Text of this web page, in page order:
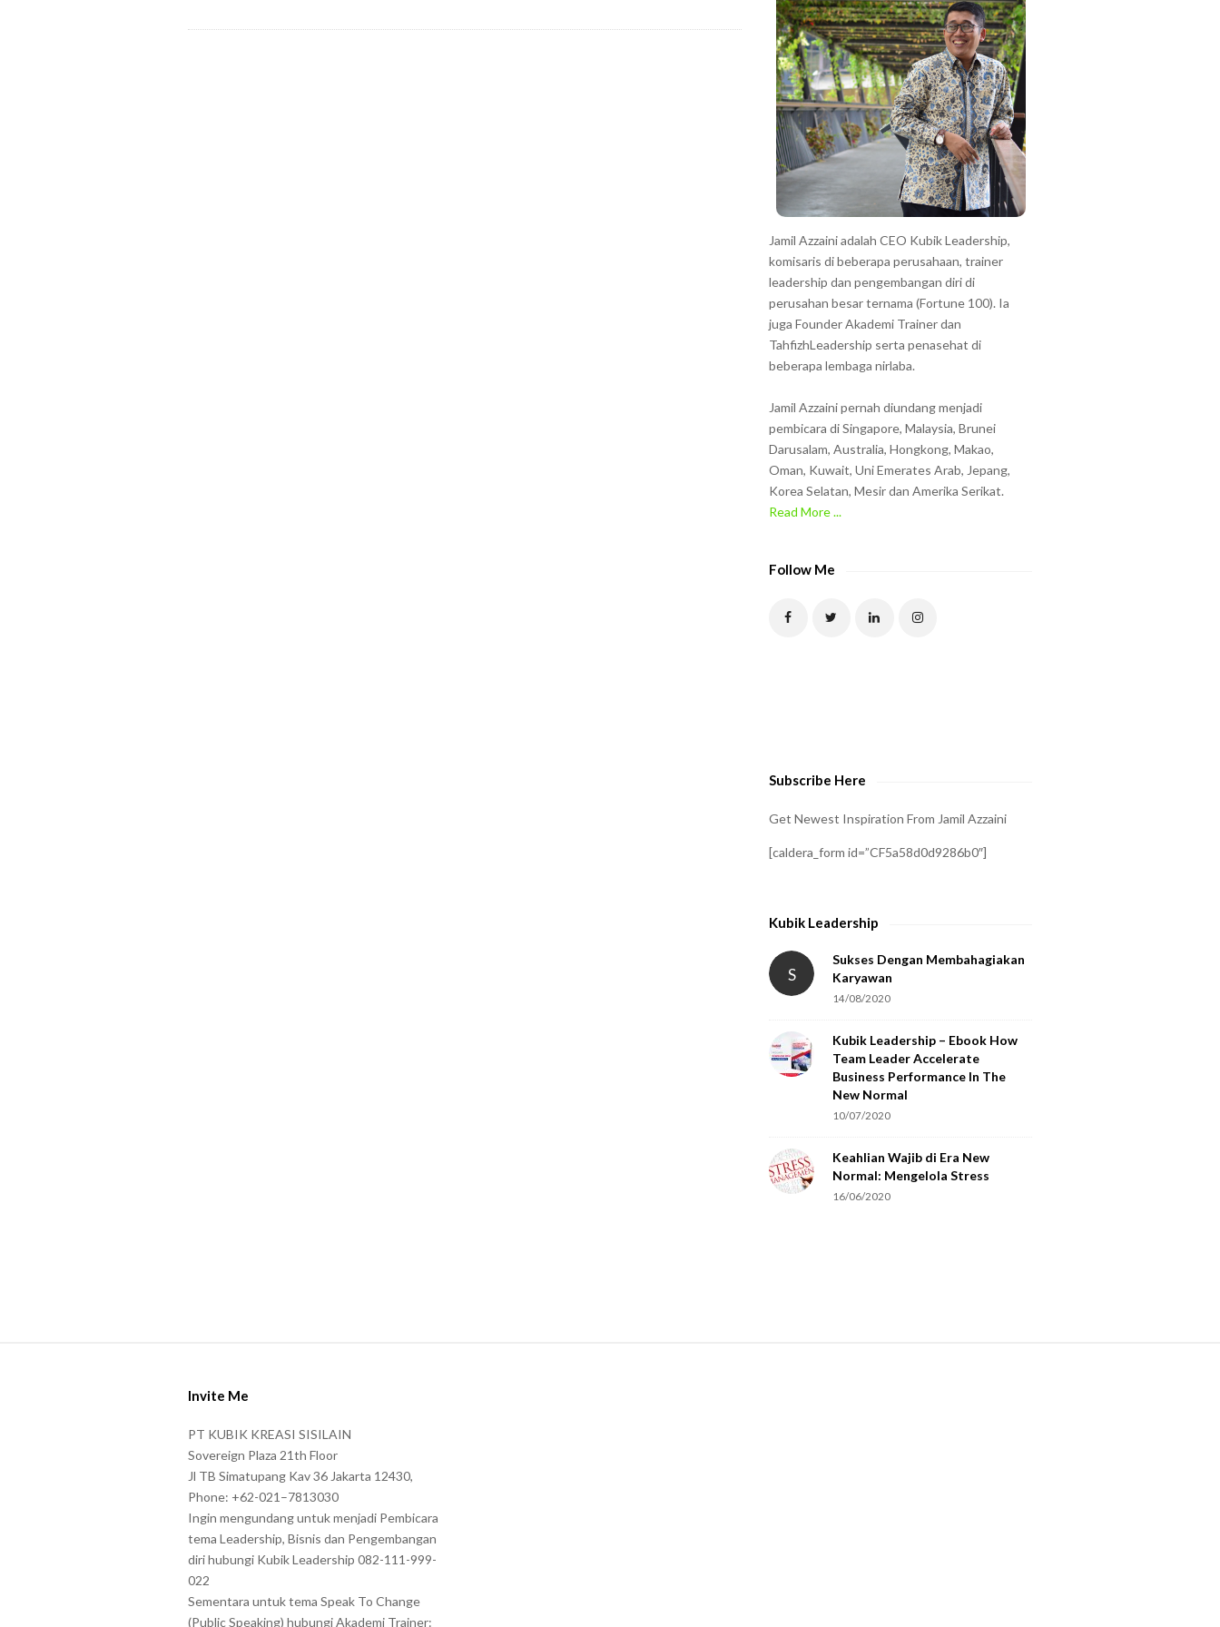
Jamil Azzaini adalah CEO Kubik Leadership,
komisaris di beberapa perusahaan, trainer
leadership dan pengembangan diri di
perusahan besar ternama (Fortune 100). Ia
juga Founder Akademi Trainer dan
TahfizhLeadership serta penasehat di
beberapa lembaga nirlaba.
Jamil Azzaini pernah diundang menjadi
pembicara di Singapore, Malaysia, Brunei
Darusalam, Australia, Hongkong, Makao,
Oman, Kuwait, Uni Emerates Arab, Jepang,
Korea Selatan, Mesir dan Amerika Serikat.
Read More ...
Follow Me
Subscribe Here
Get Newest Inspiration From Jamil Azzaini
[caldera_form id=”CF5a58d0d9286b0″]
Kubik Leadership
S
Sukses Dengan Membahagiakan
Karyawan
14/08/2020
Kubik Leadership – Ebook How
Team Leader Accelerate
Business Performance In The
New Normal
10/07/2020
Keahlian Wajib di Era New
Normal: Mengelola Stress
16/06/2020
Invite Me
PT KUBIK KREASI SISILAIN
Sovereign Plaza 21th Floor
Jl TB Simatupang Kav 36 Jakarta 12430,
Phone: +62-021–7813030
Ingin mengundang untuk menjadi Pembicara
tema Leadership, Bisnis dan Pengembangan
diri hubungi Kubik Leadership 082-111-999-
022
Sementara untuk tema Speak To Change
(Public Speaking) hubungi Akademi Trainer: